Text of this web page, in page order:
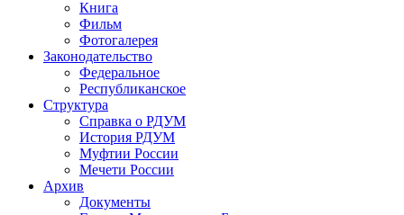
Книга
Фильм
Фотогалерея
Законодательство
Федеральное
Республиканское
Структура
Справка о РДУМ
История РДУМ
Муфтии России
Мечети России
Архив
Документы